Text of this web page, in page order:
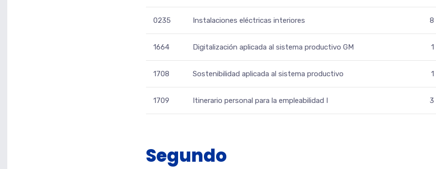
0235 Instalaciones eléctricas interiores 8
1664 Digitalización aplicada al sistema productivo GM 1
1708 Sostenibilidad aplicada al sistema productivo 1
1709 Itinerario personal para la empleabilidad I 3
Segundo